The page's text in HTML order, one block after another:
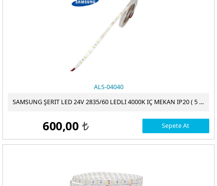
ALS-04040
SAMSUNG ŞERIT LED 24V 2835/60 LEDLI 4000K IÇ MEKAN IP20 ( 5 METRE/ PAKET )
600,00 t Sepete At